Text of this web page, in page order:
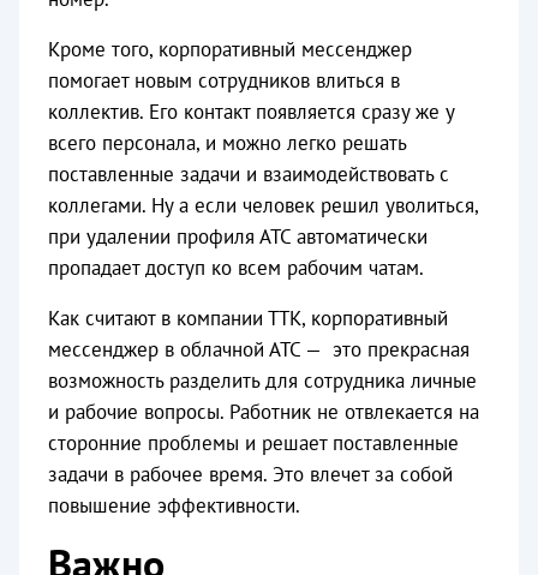
Кроме того, корпоративный мессенджер
помогает новым сотрудников влиться в
коллектив. Его контакт появляется сразу же у
всего персонала, и можно легко решать
поставленные задачи и взаимодействовать с
коллегами. Ну а если человек решил уволиться,
при удалении профиля АТС автоматически
пропадает доступ ко всем рабочим чатам.
Как считают в компании ТТК, корпоративный
мессенджер в облачной АТС — это прекрасная
возможность разделить для сотрудника личные
и рабочие вопросы. Работник не отвлекается на
сторонние проблемы и решает поставленные
задачи в рабочее время. Это влечет за собой
повышение эффективности.
Важно